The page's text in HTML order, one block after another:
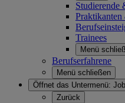
Studierende
Praktikanten
Trainees
Menü
Berufserfahrene
Menü schließen
Öffnet das Untermenü:
Zurück